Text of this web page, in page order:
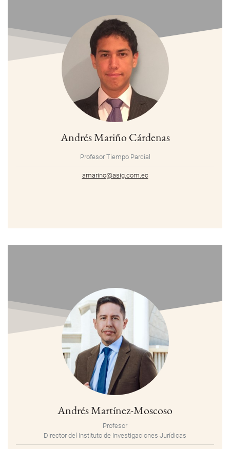
Andrés Mariño Cárdenas
Profesor Tiempo Parcial
amarino@asig.com.ec
Andrés Martínez-Moscoso
Profesor
Director del Instituto de Investigaciones Jurídicas